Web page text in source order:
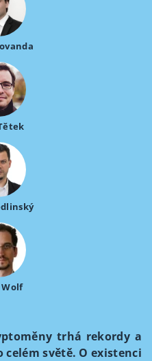
trhá rekordy a
světě. O existenci